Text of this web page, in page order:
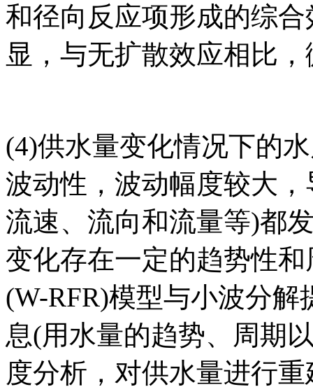
和径向反应项形成的综
显，与无扩散效应相比
(4)供水量变化情况下的
波动性，波动幅度较大
流速、流向和流量等)都
变化存在一定的趋势性
(W-RFR)模型与小波分
息(用水量的趋势、周期
度分析，对供水量进行